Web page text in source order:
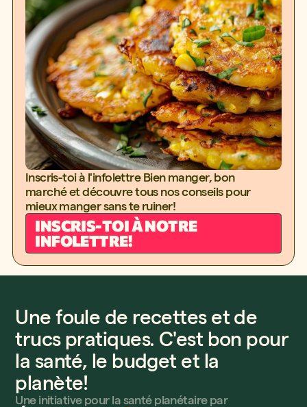
Inscris-toi à l'infolettre Bien manger, bon
marché et découvre tous nos conseils pour
mieux manger sans te ruiner!
INSCRIS-TOI À NOTRE
INFOLETTRE!
Une foule de recettes et de
trucs pratiques. C'est bon pour
la santé, le budget et la
planète!
Une initiative pour la santé planétaire par